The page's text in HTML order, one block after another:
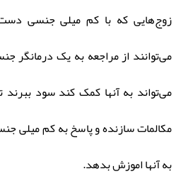
زوج‌هایی که با کم میلی جنسی
می‌توانند از مراجعه به یک درمانگر
می‌تواند به آنها کمک کند سود ببرند
مکالمات سازنده و پاسخ به کم میلی
به آنها اموزش بدهد.